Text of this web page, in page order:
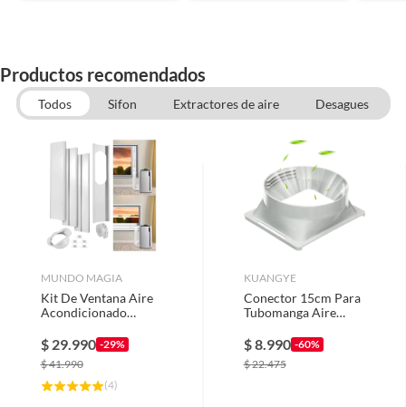
Productos recomendados
Todos Sifon Extractores de aire Desagues
MUNDO MAGIA
Kit De Ventana Aire
Acondicionado
Cm
$ 29.990 -29%
$41.990
(4)
KUANGYE
Conector 15cm Para
Tubomanga Aire
$8.990 -60%
$22.475